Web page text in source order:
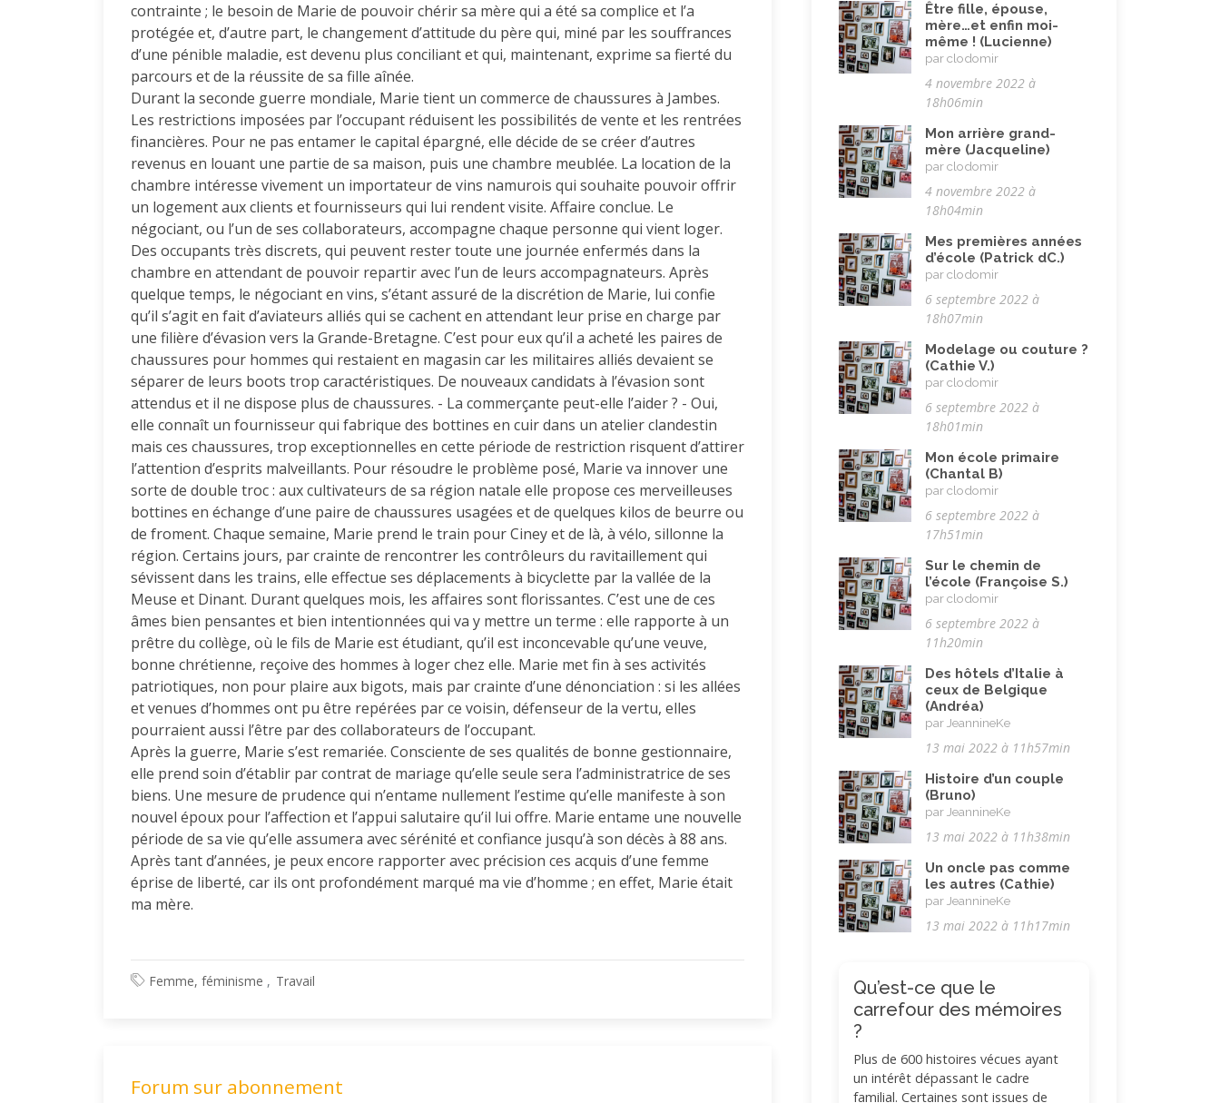
contrainte ; le besoin de Marie de pouvoir chérir sa mère qui a été sa complice et l’a
protégée et, d’autre part, le changement d’attitude du père qui, miné par les souffrances
d’une pénible maladie, est devenu plus conciliant et qui, maintenant, exprime sa fierté du
parcours et de la réussite de sa fille aînée.
Durant la seconde guerre mondiale, Marie tient un commerce de chaussures à Jambes.
Les restrictions imposées par l’occupant réduisent les possibilités de vente et les rentrées
financières. Pour ne pas entamer le capital épargné, elle décide de se créer d’autres
revenus en louant une partie de sa maison, puis une chambre meublée. La location de la
chambre intéresse vivement un importateur de vins namurois qui souhaite pouvoir offrir
un logement aux clients et fournisseurs qui lui rendent visite. Affaire conclue. Le
négociant, ou l’un de ses collaborateurs, accompagne chaque personne qui vient loger.
Des occupants très discrets, qui peuvent rester toute une journée enfermés dans la
chambre en attendant de pouvoir repartir avec l’un de leurs accompagnateurs. Après
quelque temps, le négociant en vins, s’étant assuré de la discrétion de Marie, lui confie
qu’il s’agit en fait d’aviateurs alliés qui se cachent en attendant leur prise en charge par
une filière d’évasion vers la Grande-Bretagne. C’est pour eux qu’il a acheté les paires de
chaussures pour hommes qui restaient en magasin car les militaires alliés devaient se
séparer de leurs boots trop caractéristiques. De nouveaux candidats à l’évasion sont
attendus et il ne dispose plus de chaussures. - La commerçante peut-elle l’aider ? - Oui,
elle connaît un fournisseur qui fabrique des bottines en cuir dans un atelier clandestin
mais ces chaussures, trop exceptionnelles en cette période de restriction risquent d’attirer
l’attention d’esprits malveillants. Pour résoudre le problème posé, Marie va innover une
sorte de double troc : aux cultivateurs de sa région natale elle propose ces merveilleuses
bottines en échange d’une paire de chaussures usagées et de quelques kilos de beurre ou
de froment. Chaque semaine, Marie prend le train pour Ciney et de là, à vélo, sillonne la
région. Certains jours, par crainte de rencontrer les contrôleurs du ravitaillement qui
sévissent dans les trains, elle effectue ses déplacements à bicyclette par la vallée de la
Meuse et Dinant. Durant quelques mois, les affaires sont florissantes. C’est une de ces
âmes bien pensantes et bien intentionnées qui va y mettre un terme : elle rapporte à un
prêtre du collège, où le fils de Marie est étudiant, qu’il est inconcevable qu’une veuve,
bonne chrétienne, reçoive des hommes à loger chez elle. Marie met fin à ses activités
patriotiques, non pour plaire aux bigots, mais par crainte d’une dénonciation : si les allées
et venues d’hommes ont pu être repérées par ce voisin, défenseur de la vertu, elles
pourraient aussi l’être par des collaborateurs de l’occupant.
Après la guerre, Marie s’est remariée. Consciente de ses qualités de bonne gestionnaire,
elle prend soin d’établir par contrat de mariage qu’elle seule sera l’administratrice de ses
biens. Une mesure de prudence qui n’entame nullement l’estime qu’elle manifeste à son
nouvel époux pour l’affection et l’appui salutaire qu’il lui offre. Marie entame une nouvelle
période de sa vie qu’elle assumera avec sérénité et confiance jusqu’à son décès à 88 ans.
Après tant d’années, je peux encore rapporter avec précision ces acquis d’une femme
éprise de liberté, car ils ont profondément marqué ma vie d’homme ; en effet, Marie était
ma mère.
Femme, féminisme Travail
Forum sur abonnement
Être fille, épouse,
mère…et enfin moi-
même ! (Lucienne)
par clodomir
4 novembre 2022 à
18h06min
Mon arrière grand-
mère (Jacqueline)
par clodomir
4 novembre 2022 à
18h04min
Mes premières années
d’école (Patrick dC.)
par clodomir
6 septembre 2022 à
18h07min
Modelage ou couture ?
(Cathie V.)
par clodomir
6 septembre 2022 à
18h01min
Mon école primaire
(Chantal B)
par clodomir
6 septembre 2022 à
17h51min
Sur le chemin de
l’école (Françoise S.)
par clodomir
6 septembre 2022 à
11h20min
Des hôtels d’Italie à
ceux de Belgique
(Andréa)
par JeannineKe
13 mai 2022 à 11h57min
Histoire d’un couple
(Bruno)
par JeannineKe
13 mai 2022 à 11h38min
Un oncle pas comme
les autres (Cathie)
par JeannineKe
13 mai 2022 à 11h17min
Qu’est-ce que le
carrefour des mémoires
?
Plus de 600 histoires vécues ayant
un intérêt dépassant le cadre
familial. Certaines sont issues de